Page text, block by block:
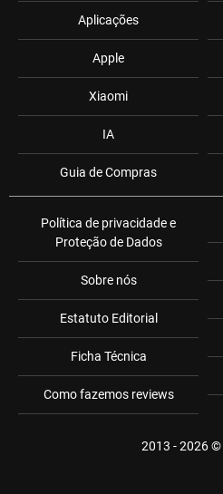
Aplicações
Apple
Xiaomi
IA
Guia de Compras
Política de privacidade e
Proteção de Dados
Sobre nós
Estatuto Editorial
Ficha Técnica
Como fazemos reviews
2013 - 2026 ©